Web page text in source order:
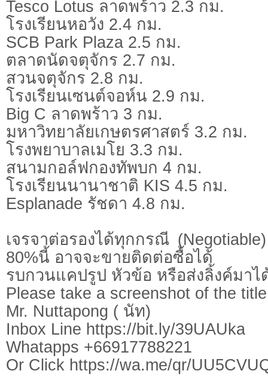
Tesco Lotus ลาดพร้าว 2.3 กม.
โรงเรียนหอวัง 2.4 กม.
SCB Park Plaza 2.5 กม.
ตลาดนัดจตุจักร 2.7 กม.
สวนจตุจักร 2.8 กม.
โรงเรียนเซนต์จอห์น 2.9 กม.
Big C ลาดพร้าว 3 กม.
มหาวิทยาลัยเกษตรศาสตร์ 3.2 กม.
โรงพยาบาลเมโย 3.3 กม.
สนามกอล์ฟกองทัพบก 4 กม.
โรงเรียนนานาชาติ KIS 4.5 กม.
Esplanade รัชดา 4.8 กม.
เจรจาต่อรองได้ทุกกรณี
80%นี้ อาจจะขายติดต่อซื้อได้
รบกวนแคปรูป หัวข้อ หรือส่งลิ้งค์มาไ
Please take a screenshot of the
Mr. Nuttapong ( นัท)
Inbox Line https://bit.ly/39UAUka
Whatapps +66917788221
Or Click https://wa.me/qr/